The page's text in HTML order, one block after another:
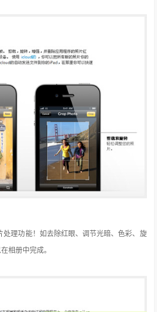
处理功能！如去除红眼、调节光暗、色彩、旋
相册中完成。